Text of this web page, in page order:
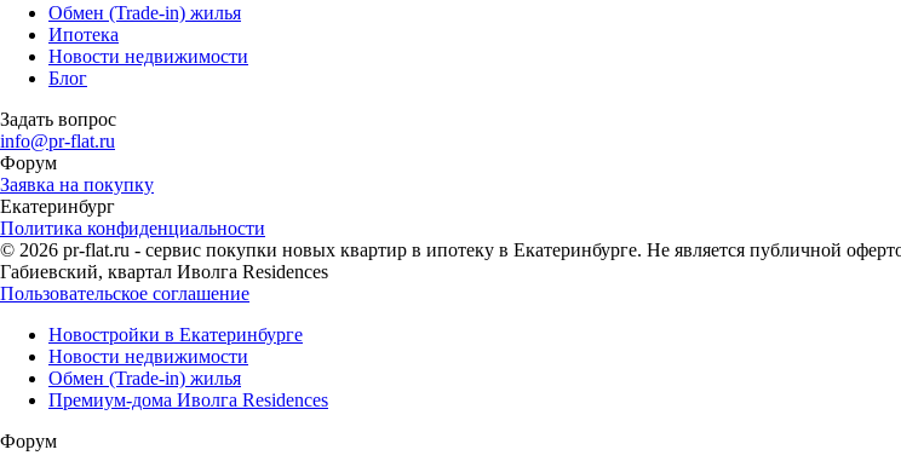
Обмен (Trade-in) жилья
Ипотека
Новости недвижимости
Блог
Задать вопрос
info@pr-flat.ru
Форум
Заявка на покупку
Екатеринбург
Политика конфиденциальности
© 2026 pr-flat.ru - сервис покупки новых квартир в ипотеку в Екатеринбурге. Не является публичной
Габиевский, квартал Иволга Residences
Пользовательское соглашение
Новостройки в Екатеринбурге
Новости недвижимости
Обмен (Trade-in) жилья
Премиум-дома Иволга Residences
Форум